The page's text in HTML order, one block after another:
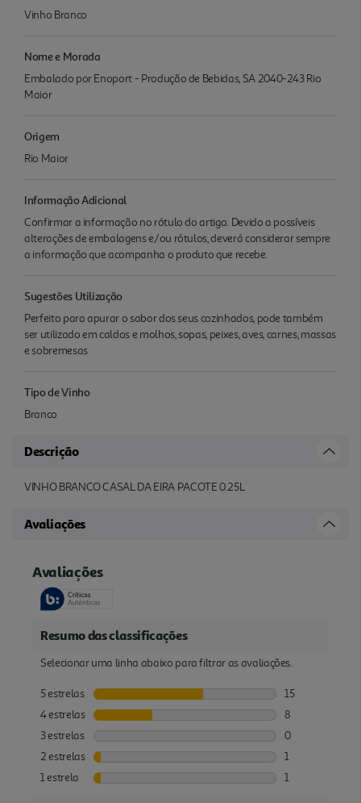
Vinho Branco
Nome e Morada
Embalado por Enoport - Produção de Bebidas, SA 2040-243 Rio
Maior
Origem
Rio Maior
Informação Adicional
Confirmar a informação no rótulo do artigo. Devido a possíveis
alterações de embalagens e/ou rótulos, deverá considerar sempre
a informação que acompanha o produto que recebe.
Sugestões Utilização
Perfeito para apurar o sabor dos seus cozinhados, pode também
ser utilizado em caldos e molhos, sopas, peixes, aves, carnes, massas
e sobremesas
Tipo de Vinho
Branco
Descrição
VINHO BRANCO CASAL DA EIRA PACOTE 0.25L
Avaliações